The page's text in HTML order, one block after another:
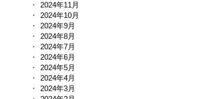
2024年11月
2024年10月
2024年9月
2024年8月
2024年7月
2024年6月
2024年5月
2024年4月
2024年3月